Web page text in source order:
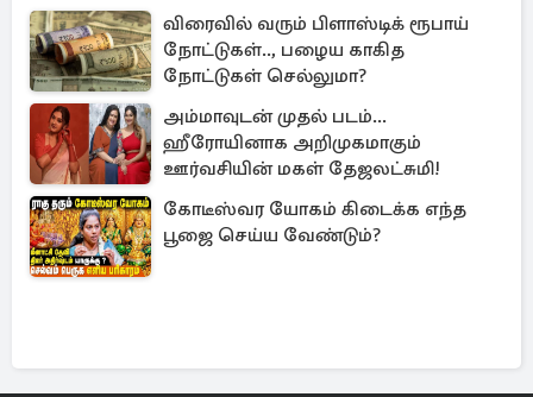
விரைவில் வரும் பிளாஸ்டிக் ரூபாய்
நோட்டுகள்.., பழைய காகித
நோட்டுகள் செல்லுமா?
அம்மாவுடன் முதல் படம்...
ஹீரோயினாக அறிமுகமாகும்
ஊர்வசியின் மகள் தேஜலட்சுமி!
கோடீஸ்வர யோகம் கிடைக்க எந்த
பூஜை செய்ய வேண்டும்?